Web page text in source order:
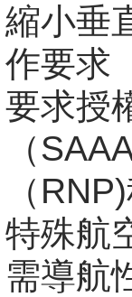
縮小垂
作要求
要求授
（
（
特殊航
需導航